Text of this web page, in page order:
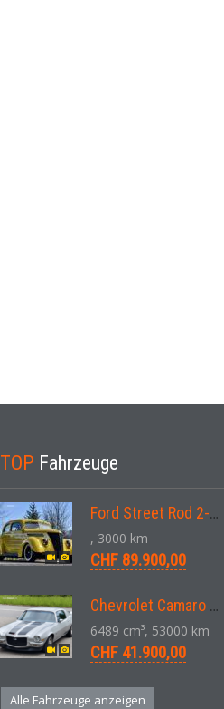
TOP Fahrzeuge
Ford Street Rod 2-Door V8 Aut. 1937
, 3000 km
CHF 89.900,00
Chevrolet Camaro SS 396 LS3 Coupe Aut. 1971
6489 cm³, 53000 km
CHF 41.900,00
Alle Fahrzeuge anzeigen